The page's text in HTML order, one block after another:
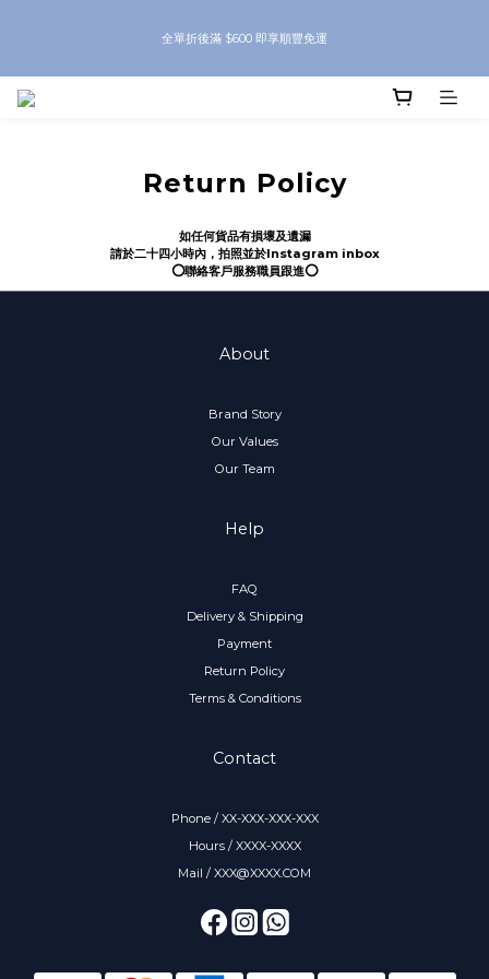
全單折後滿 $600 即享順豐免運
8月優惠 凡購物折後滿$250送Skinbeauty 自家Eyes Mask一對 每滿$500送
Return Policy
如任何貨品有損壞及遺漏
請於二十四小時內，拍照並於Instagraminbox
⭕️聯絡客戶服務職員跟進⭕️
About
Brand Story
Our Values
Our Team
Help
FAQ
Delivery & Shipping
Payment
Return Policy
Terms & Conditions
Contact
Phone / XX-XXX-XXX-XXX
Hours / XXXX-XXXX
Mail / XXX@XXXX.COM